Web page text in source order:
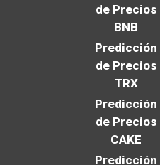
de Precios
BNB
Predicción
de Precios
TRX
Predicción
de Precios
CAKE
Predicción